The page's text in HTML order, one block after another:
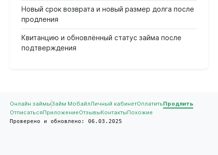
Новый срок возврата и новый размер долга после
продления
Квитанцию и обновлённый статус займа после
подтверждения
Онлайн займы Займ МобайлЛичный кабинетОплатить Продлить
Отписаться ПриложениеОтзывы Контакты Похожие
Проверено и обновлено: 06.03.2025